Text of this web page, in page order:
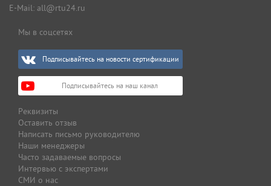
E-Mail: all@rtu24.ru
Мы в соцсетях
Подписывайтесь на новости сертификации
Подписывайтесь на наш канал
Реквизиты
Оставить отзыв
Написать письмо руководителю
Наши менеджеры
Часто задаваемые вопросы
Интервью с экспертами
СМИ о нас